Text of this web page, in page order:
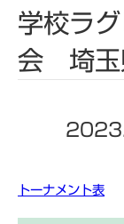
学校ラ
会 埼玉
トーナメント表